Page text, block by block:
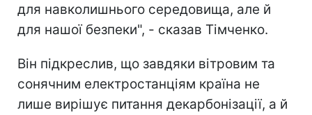
для навколишнього середовища, але й
для нашої безпеки", - сказав Тімченко.
Він підкреслив, що завдяки вітровим та
сонячним електростанціям країна не
лише вирішує питання декарбонізації, а й